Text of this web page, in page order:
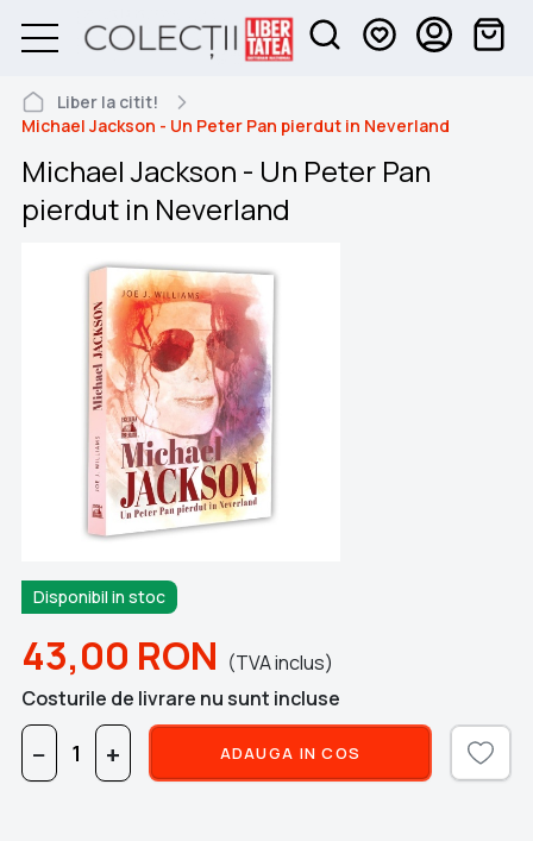
Liber la citit!
Michael Jackson - Un Peter Pan pierdut in Neverland
Michael Jackson - Un Peter Pan
pierdut in Neverland
Disponibil in stoc
43,00 RON (TVA inclus)
Costurile de livrare nu sunt incluse
− + ADAUGA IN COS